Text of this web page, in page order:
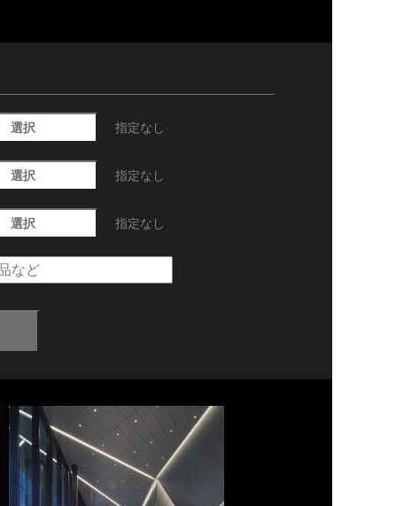
選択 指定なし
選択 指定なし
選択 指定なし